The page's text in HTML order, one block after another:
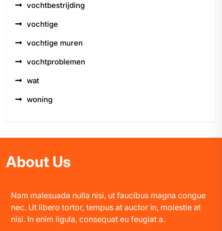
vochtbestrijding
vochtige
vochtige muren
vochtproblemen
wat
woning
About Us
Nam malesuada nulla nisi, ut faucibus magna congue
nec. Ut libero tortor, tempus at auctor in, molestie at
nisi. In enim ligula, consequat eu feugiat a.